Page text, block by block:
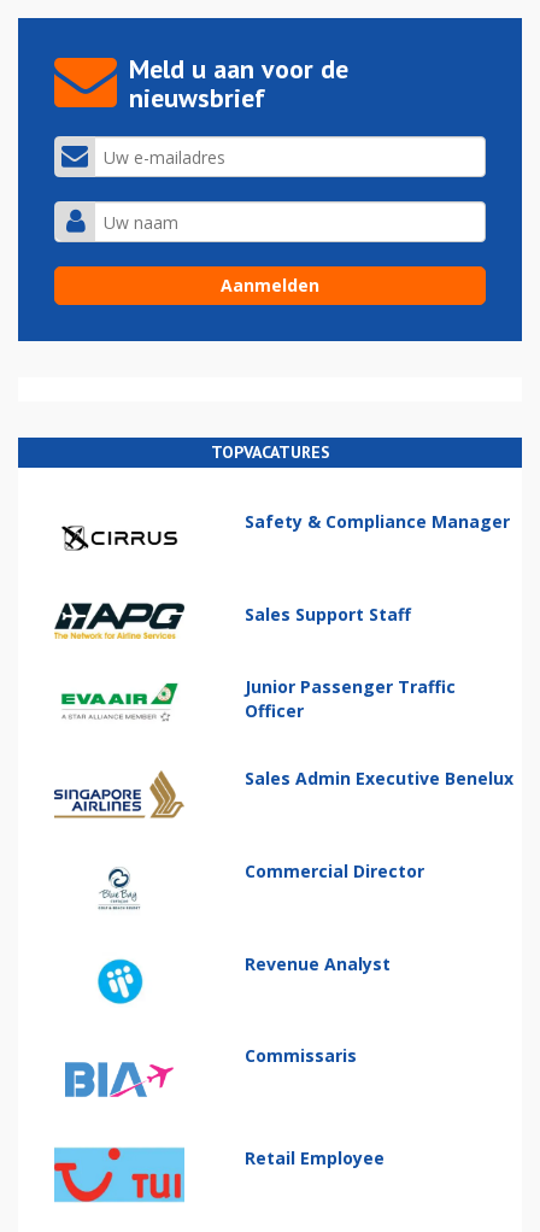
Meld u aan voor de
nieuwsbrief
TOPVACATURES
Safety & Compliance Manager
Sales Support Staff
Junior Passenger Traffic
Officer
Sales Admin Executive Benelux
Commercial Director
Revenue Analyst
Commissaris
Retail Employee